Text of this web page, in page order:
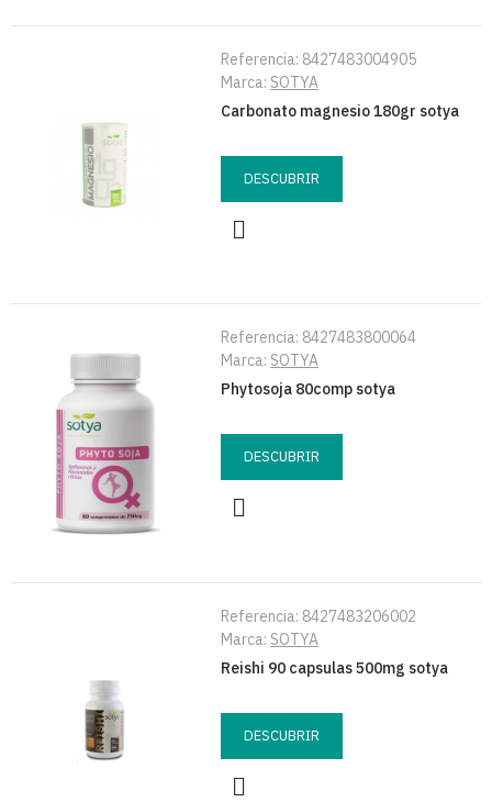
Referencia: 8427483004905
Marca: SOTYA
Carbonato magnesio 180gr sotya
DESCUBRIR
Referencia: 8427483800064
Marca: SOTYA
Phytosoja 80comp sotya
DESCUBRIR
Referencia: 8427483206002
Marca: SOTYA
Reishi 90 capsulas 500mg sotya
DESCUBRIR